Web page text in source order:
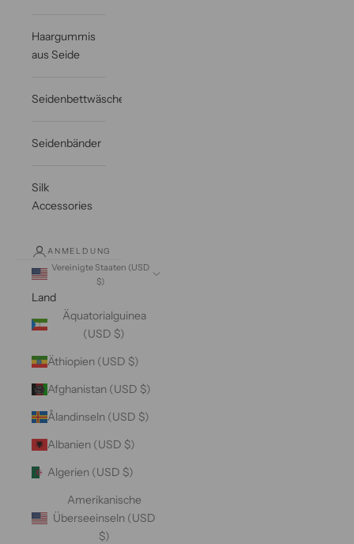
Haargummis
aus Seide
Seidenbettwäsche
Seidenbänder
Silk
Accessories
ANMELDUNG
Vereinigte Staaten (USD
$)
Land
Äquatorialguinea
(USD $)
Äthiopien (USD $)
Afghanistan (USD $)
Ålandinseln (USD $)
Albanien (USD $)
Algerien (USD $)
Amerikanische
Überseeinseln (USD
$)